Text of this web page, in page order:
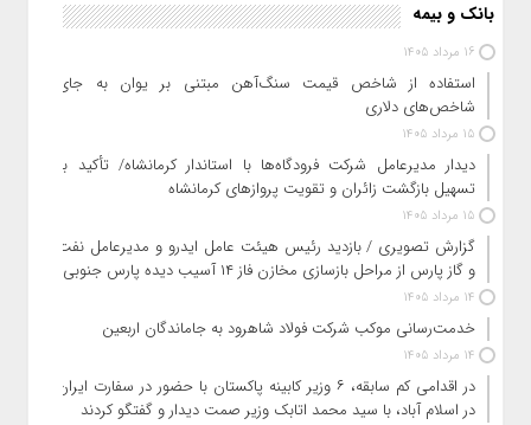
بانک و بیمه
16 مرداد 1405
استفاده از شاخص قیمت سنگ‌آهن مبتنی بر یوان به جای
شاخص‌های دلاری
15 مرداد 1405
دیدار مدیرعامل شرکت فرودگاه‌ها با استاندار کرمانشاه/ تأکید بر
تسهیل بازگشت زائران و تقویت پروازهای کرمانشاه
15 مرداد 1405
گزارش تصویری / بازدید رئیس هیئت عامل ایدرو و مدیرعامل نفت
و گاز پارس از مراحل بازسازی مخازن فاز ۱۴ آسیب دیده پارس جنوبی
14 مرداد 1405
خدمت‌رسانی موکب شرکت فولاد شاهرود به جاماندگان اربعین
14 مرداد 1405
در اقدامی کم سابقه، ۶ وزیر کابینه پاکستان با حضور در سفارت ایران
در اسلام آباد، با سید محمد اتابک وزیر صمت دیدار و گفتگو کردند